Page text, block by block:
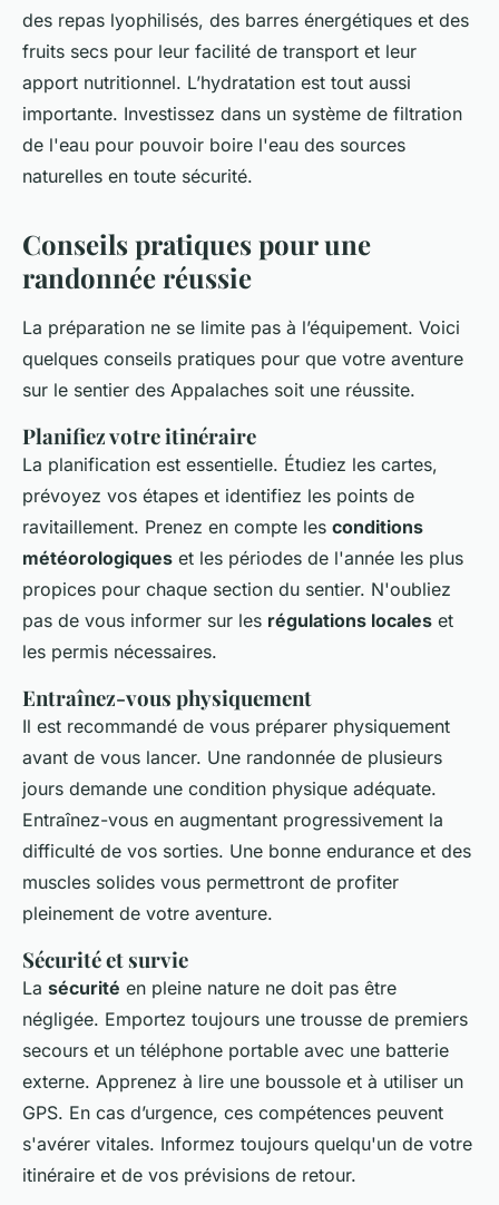
des repas lyophilisés, des barres énergétiques et des
fruits secs pour leur facilité de transport et leur
apport nutritionnel. L’hydratation est tout aussi
importante. Investissez dans un système de filtration
de l'eau pour pouvoir boire l'eau des sources
naturelles en toute sécurité.
Conseils pratiques pour une
randonnée réussie
La préparation ne se limite pas à l’équipement. Voici
quelques conseils pratiques pour que votre aventure
sur le sentier des Appalaches soit une réussite.
Planifiez votre itinéraire
La planification est essentielle. Étudiez les cartes,
prévoyez vos étapes et identifiez les points de
ravitaillement. Prenez en compte les conditions
météorologiques et les périodes de l'année les plus
propices pour chaque section du sentier. N'oubliez
pas de vous informer sur les régulations locales et
les permis nécessaires.
Entraînez-vous physiquement
Il est recommandé de vous préparer physiquement
avant de vous lancer. Une randonnée de plusieurs
jours demande une condition physique adéquate.
Entraînez-vous en augmentant progressivement la
difficulté de vos sorties. Une bonne endurance et des
muscles solides vous permettront de profiter
pleinement de votre aventure.
Sécurité et survie
La sécurité en pleine nature ne doit pas être
négligée. Emportez toujours une trousse de premiers
secours et un téléphone portable avec une batterie
externe. Apprenez à lire une boussole et à utiliser un
GPS. En cas d’urgence, ces compétences peuvent
s'avérer vitales. Informez toujours quelqu'un de votre
itinéraire et de vos prévisions de retour.